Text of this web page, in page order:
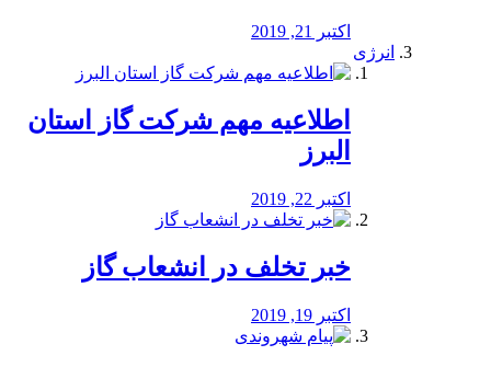
اکتبر 21, 2019
انرژی
️اطلاعیه مهم شرکت گاز استان
البرز
اکتبر 22, 2019
خبر تخلف در انشعاب گاز
اکتبر 19, 2019